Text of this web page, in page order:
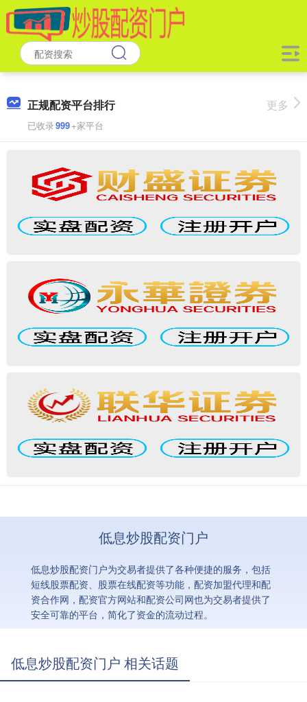
正规配资平台排行
已收录999+家平台
更多
低息炒股配资门户
低息炒股配资门户为交易者提供了各种便捷的服务，包括
短线股票配资、股票在线配资等功能，配资加盟代理和配
资合作网，配资官方网站和配资公司网也为交易者提供了
安全可靠的平台，简化了资金的流动过程。
低息炒股配资门户 相关话题